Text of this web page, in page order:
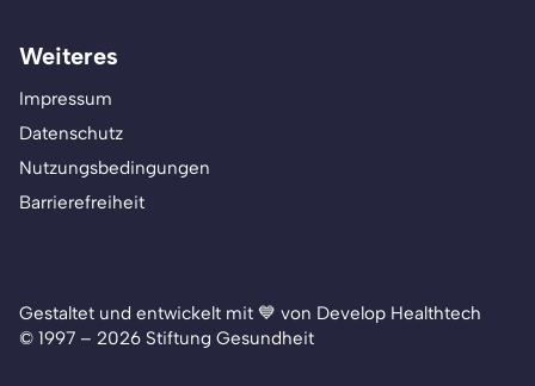
Weiteres
Impressum
Datenschutz
Nutzungsbedingungen
Barrierefreiheit
Gestaltet und entwickelt mit 💙 von Develop Healthtech
© 1997 – 2026 Stiftung Gesundheit